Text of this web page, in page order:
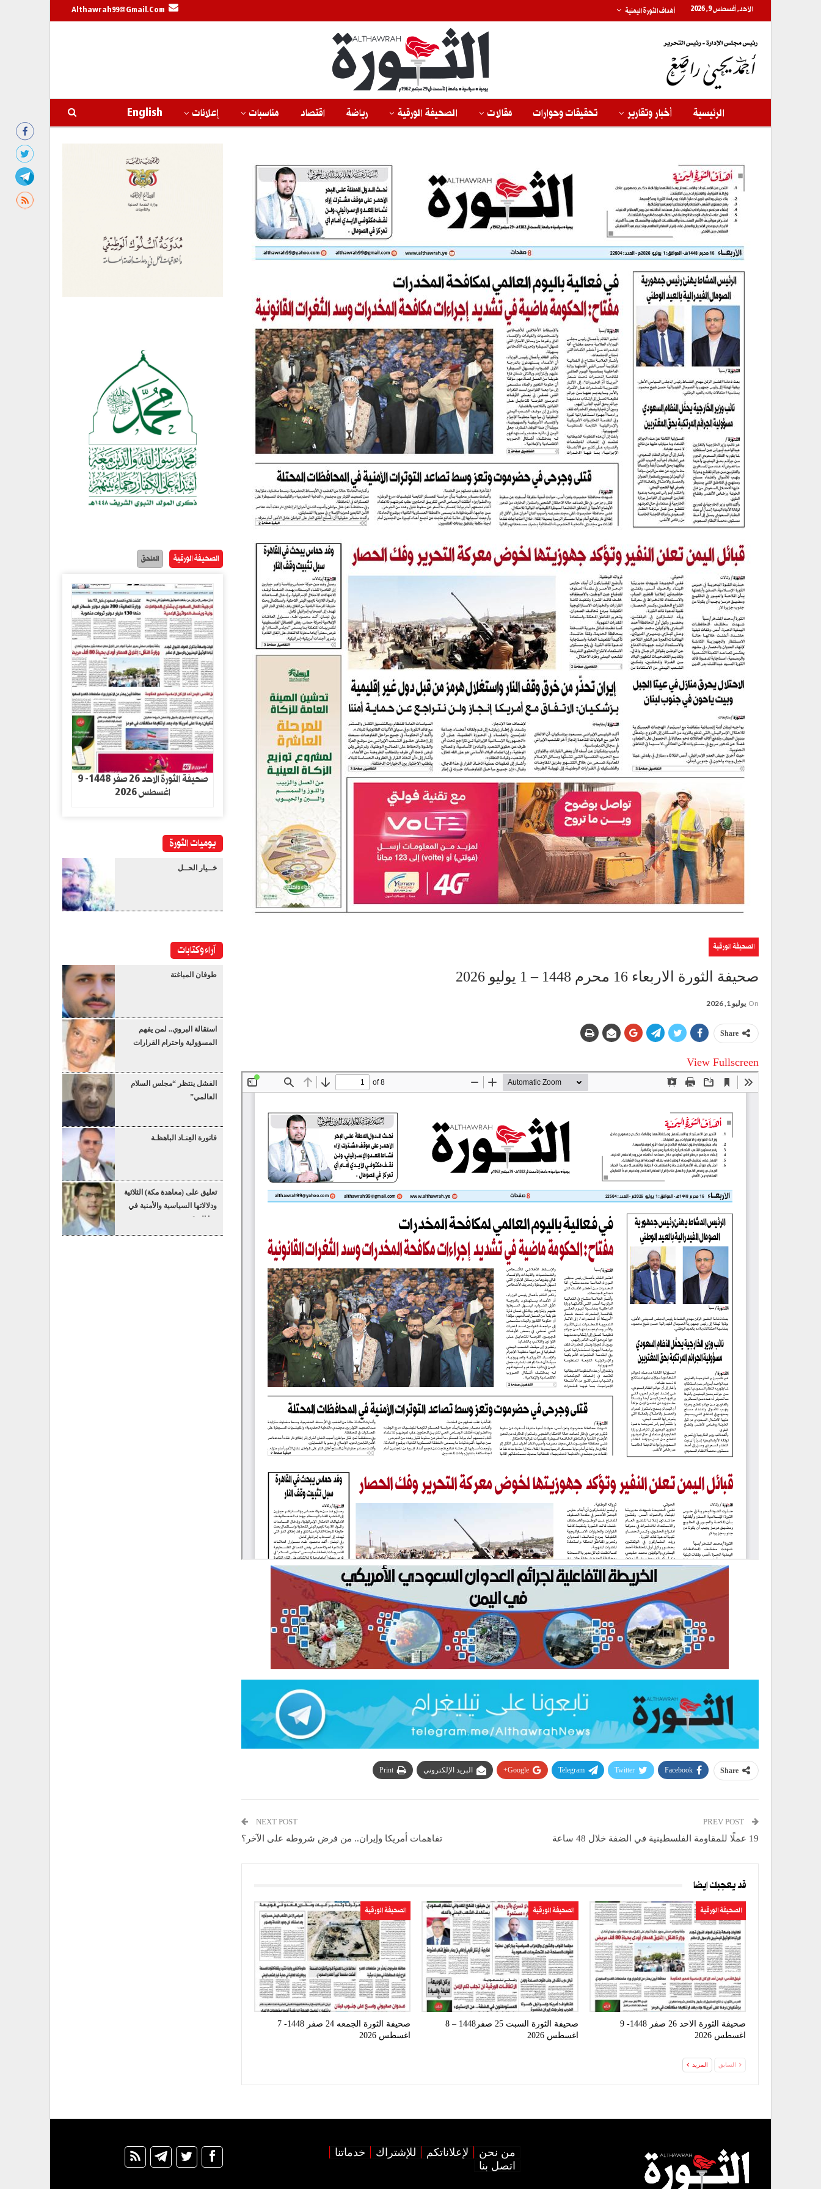
الأحد, أغسطس 9, 2026 أهداف الثورة اليمنية Althawrah99@gmail.com
الرئيسية أخبار وتقارير تحقيقات وحوارات مقالات الصحيفة الورقية رياضة اقتصاد مناسبات إعلانات English
الصحيفة الورقية
صحيفة الثورة الاربعاء 16 محرم 1448 – 1 يوليو 2026
On يوليو 1, 2026
Share
View Fullscreen
Share
Facebook
Twitter
Telegram
Google+ البريد الإلكتروني Print
19 عملًا للمقاومة الفلسطينية في الضفة خلال 48 ساعة
NEXT POST
تفاهمات أمريكا وإيران.. من فرض شروطه على الآخر؟
قد يعجبك ايضا
الصحيفة الورقية
صحيفة الثورة الاحد 26 صفر 1448- 9
اغسطس 2026
الصحيفة الورقية
صحيفة الثورة السبت 25 صفر1448 – 8
اغسطس 2026
الصحيفة الورقية
صحيفة الثورة الجمعه 24 صفر 1448- 7
اغسطس 2026
السابق المزيد
الصحيفة الورقية الملحق
صحيفة الثورة الاحد 26 صفر 1448- 9
اغسطس 2026
يوميات الثورة
خــيار الحــل
آراء وكتابات
طوفان المباغتة
استقالة البروي.. لمن يفهم
المسؤولية واحترام القرارات
الفشل ينتظر “مجلس السلام
العالمي”
فاتورة العِنـاد الباهظـة
تعليق على (معاهدة مكة) الثلاثية
ودلالاتها السياسية والأمنية في
هذا التوقيت
من نحن لإعلاناتكم للإشتراك
خدماتنا
اتصل بنا